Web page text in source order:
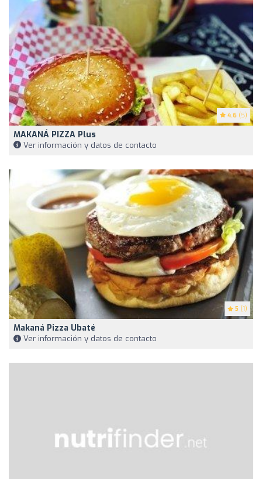
4.6 (5)
MAKANÁ PIZZA Plus
Ver información y datos de contacto
5 (1)
Makaná Pizza Ubaté
Ver información y datos de contacto